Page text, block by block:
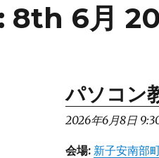
8th 6月
パソコン
2026年6月8日
会場: 新子安南部